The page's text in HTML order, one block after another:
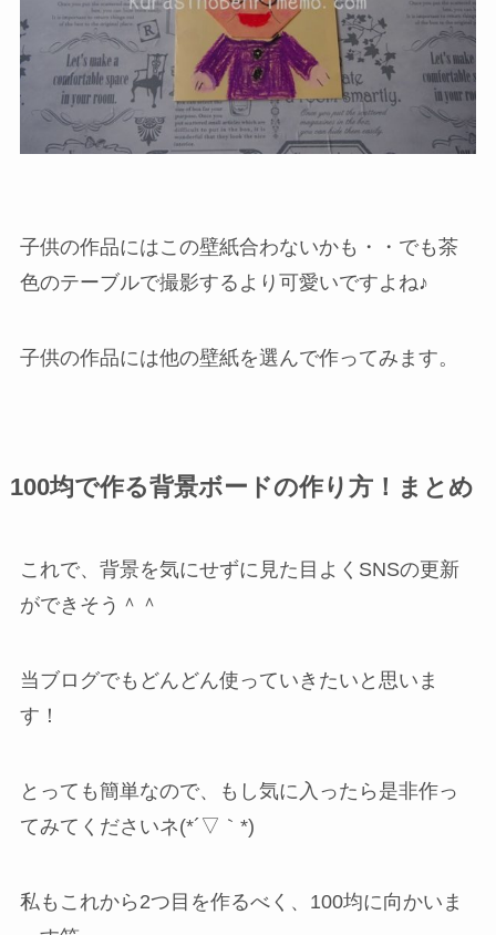
子供の作品にはこの壁紙合わないかも・・でも茶
色のテーブルで撮影するより可愛いですよね♪
子供の作品には他の壁紙を選んで作ってみます。
100均で作る背景ボードの作り方！まとめ
これで、背景を気にせずに見た目よくSNSの更新
ができそう＾＾
当ブログでもどんどん使っていきたいと思いま
す！
とっても簡単なので、もし気に入ったら是非作っ
てみてくださいネ(*´▽｀*)
私もこれから2つ目を作るべく、100均に向かいま